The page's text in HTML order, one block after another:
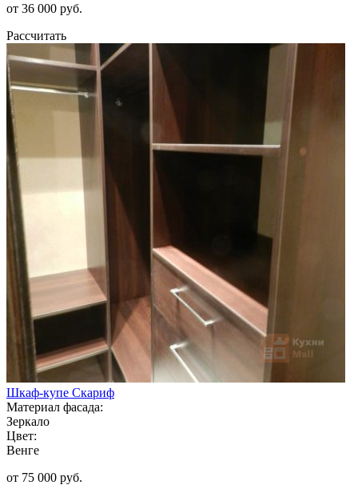
от 36 000 руб.
Рассчитать
Шкаф-купе Скариф
Материал фасада:
Зеркало
Цвет:
Венге
от 75 000 руб.